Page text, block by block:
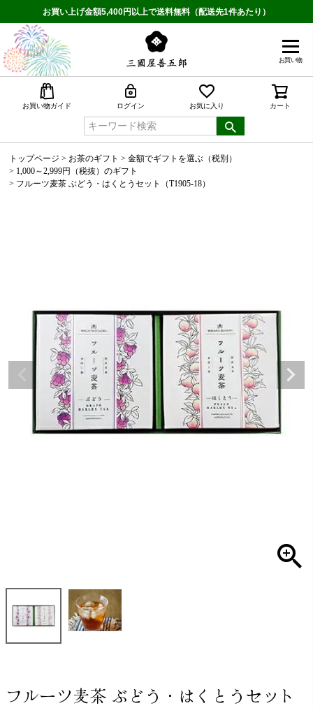
お買い上げ金額5,400円以上で送料無料（配送先1件あたり）
お買い物
お買い物ガイド ログイン お気に入り カート
トップページ お茶のギフト
金額でギフトを選ぶ（税別）
1,000～2,999円（税抜）のギフト
フルーツ麦茶 ぶどう・はくとうセット（T1905-18）
フルーツ麦茶 ぶどう・はくとうセット